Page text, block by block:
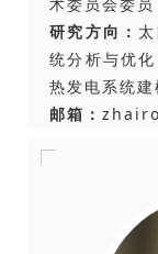
研究方向：
统分析与优
热发电系统建
邮箱：